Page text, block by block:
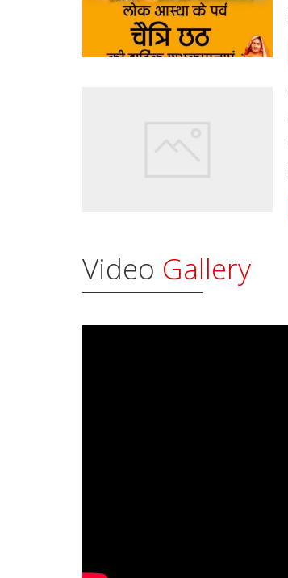
Video Gallery